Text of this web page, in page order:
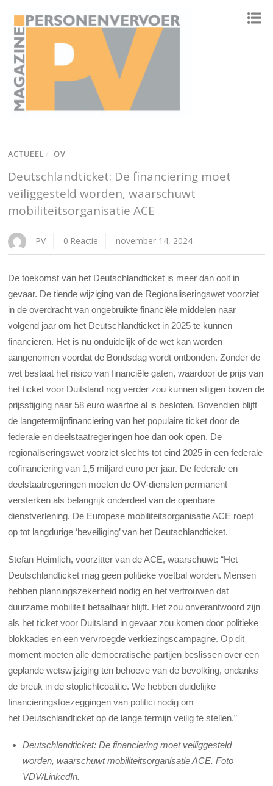
ACTUEEL / OV
Deutschlandticket: De financiering moet
veiliggesteld worden, waarschuwt
mobiliteitsorganisatie ACE
PV 0 Reactie november 14, 2024
De toekomst van het Deutschlandticket is meer dan ooit in
gevaar. De tiende wijziging van de Regionaliseringswet voorziet
in de overdracht van ongebruikte financiële middelen naar
volgend jaar om het Deutschlandticket in 2025 te kunnen
financieren. Het is nu onduidelijk of de wet kan worden
aangenomen voordat de Bondsdag wordt ontbonden. Zonder de
wet bestaat het risico van financiële gaten, waardoor de prijs van
het ticket voor Duitsland nog verder zou kunnen stijgen boven de
prijsstijging naar 58 euro waartoe al is besloten. Bovendien blijft
de langetermijnfinanciering van het populaire ticket door de
federale en deelstaatregeringen hoe dan ook open. De
regionaliseringswet voorziet slechts tot eind 2025 in een federale
cofinanciering van 1,5 miljard euro per jaar. De federale en
deelstaatregeringen moeten de OV-diensten permanent
versterken als belangrijk onderdeel van de openbare
dienstverlening. De Europese mobiliteitsorganisatie ACE roept
op tot langdurige ‘beveiliging’ van het Deutschlandticket.
Stefan Heimlich, voorzitter van de ACE, waarschuwt: “Het
Deutschlandticket mag geen politieke voetbal worden. Mensen
hebben planningszekerheid nodig en het vertrouwen dat
duurzame mobiliteit betaalbaar blijft. Het zou onverantwoord zijn
als het ticket voor Duitsland in gevaar zou komen door politieke
blokkades en een vervroegde verkiezingscampagne. Op dit
moment moeten alle democratische partijen beslissen over een
geplande wetswijziging ten behoeve van de bevolking, ondanks
de breuk in de stoplichtcoalitie. We hebben duidelijke
financieringstoezeggingen van politici nodig om
het Deutschlandticket op de lange termijn veilig te stellen.”
Deutschlandticket: De financiering moet veiliggesteld
worden, waarschuwt mobiliteitsorganisatie ACE. Foto
VDV/LinkedIn.